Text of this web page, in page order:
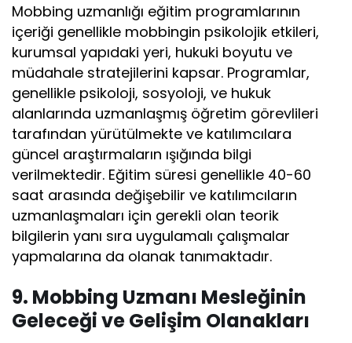
Mobbing uzmanlığı eğitim programlarının
içeriği genellikle mobbingin psikolojik etkileri,
kurumsal yapıdaki yeri, hukuki boyutu ve
müdahale stratejilerini kapsar. Programlar,
genellikle psikoloji, sosyoloji, ve hukuk
alanlarında uzmanlaşmış öğretim görevlileri
tarafından yürütülmekte ve katılımcılara
güncel araştırmaların ışığında bilgi
verilmektedir. Eğitim süresi genellikle 40-60
saat arasında değişebilir ve katılımcıların
uzmanlaşmaları için gerekli olan teorik
bilgilerin yanı sıra uygulamalı çalışmalar
yapmalarına da olanak tanımaktadır.
9. Mobbing Uzmanı Mesleğinin
Geleceği ve Gelişim Olanakları